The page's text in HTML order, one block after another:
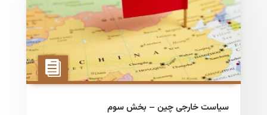
سیاست خارجی چین – بخش سوم